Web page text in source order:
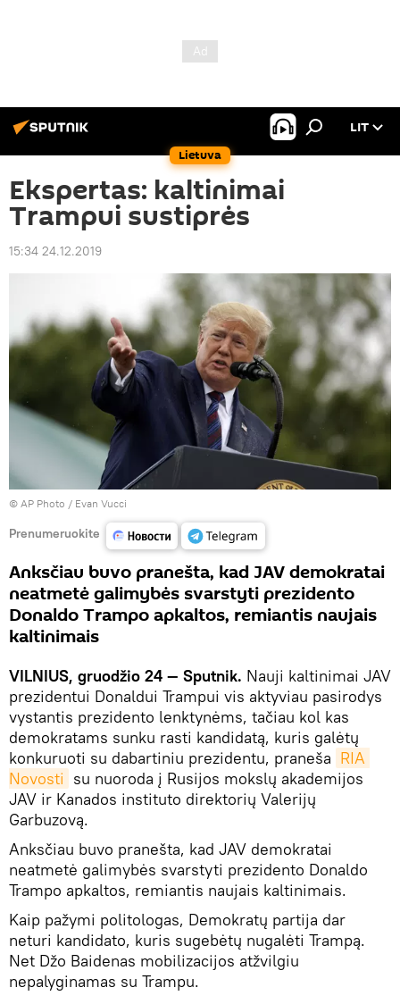
Lietuva
LIT
Ekspertas: kaltinimai
Trampui sustiprės
15:34 24.12.2019
© AP Photo / Evan Vucci
Prenumeruokite
Anksčiau buvo pranešta, kad JAV demokratai
neatmetė galimybės svarstyti prezidento
Donaldo Trampo apkaltos, remiantis naujais
kaltinimais
VILNIUS, gruodžio 24 — Sputnik. Nauji kaltinimai JAV
prezidentui Donaldui Trampui vis aktyviau pasirodys
vystantis prezidento lenktynėms, tačiau kol kas
demokratams sunku rasti kandidatą, kuris galėtų
konkuruoti su dabartiniu prezidentu, praneša RIA
Novosti su nuoroda į Rusijos mokslų akademijos
JAV ir Kanados instituto direktorių Valerijų
Garbuzovą.
Anksčiau buvo pranešta, kad JAV demokratai
neatmetė galimybės svarstyti prezidento Donaldo
Trampo apkaltos, remiantis naujais kaltinimais.
Kaip pažymi politologas, Demokratų partija dar
neturi kandidato, kuris sugebėtų nugalėti Trampą.
Net Džo Baidenas mobilizacijos atžvilgiu
nepalyginamas su Trampu.